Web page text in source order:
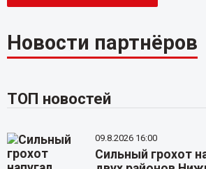
Новости партнёров
ТОП новостей
09.8.2026 16:00
Сильный грохот